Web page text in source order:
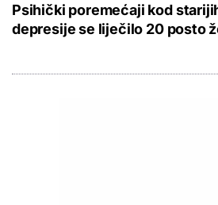
Psihički poremećaji kod
depresije se liječilo 20 posto